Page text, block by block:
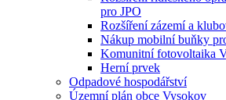
pro JPO
Rozšíření zázemí a
Nákup mobilní buňky
Komunitní fotovoltaika
Herní prvek
Odpadové hospodářství
Územní plán obce Vysokov